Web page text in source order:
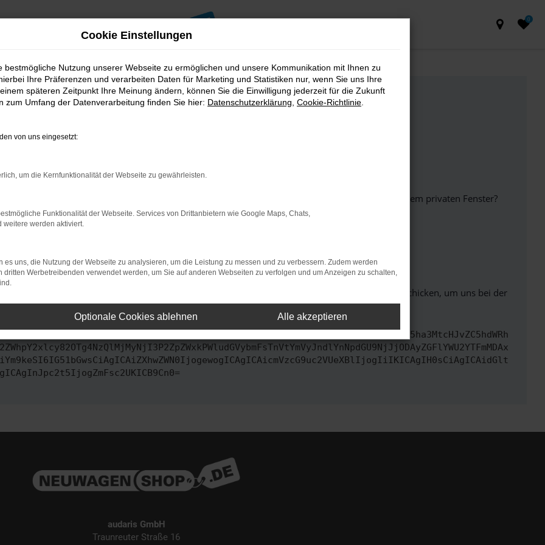
0
bestimmter Seiten verhindern. Funktioniert die Seite in einem anderen Browser oder in einem privaten Fenster?
beheben.
auf dem neuesten Stand sind.
kann auch dazu führen, dass bestimmte Funktionen nicht mehr unterstützt werden.
uns bitte. Wir werden versuchen, das Problem zu beheben. Du kannst uns diesen Text schicken, um uns bei der
audaris GmbH
Traunreuter Straße 16
Cookie Einstellungen
bestmögliche Nutzung unserer Webseite zu ermöglichen und unsere Kommunikation mit Ihnen zu
Ihre Präferenzen und verarbeiten Daten für Marketing und Statistiken nur, wenn Sie uns Ihre
späteren Zeitpunkt Ihre Meinung ändern, können Sie die Einwilligung jederzeit für die Zukunft
zum Umfang der Datenverarbeitung finden Sie hier: Datenschutzerklärung Cookie-Richtlinie
von uns eingesetzt:
um die Kernfunktionalität der Webseite zu gewährleisten.
Funktionalität der Webseite. Services von Drittanbietern wie Google Maps, Chats,
weitere werden aktiviert.
es uns, die Nutzung der Webseite zu analysieren, um die Leistung zu messen und zu verbessern. Zudem werden
dritten Werbetreibenden verwendet werden, um Sie auf anderen Webseiten zu verfolgen und um Anzeigen zu schalten,
Optionale Cookies ablehnen Alle akzeptieren